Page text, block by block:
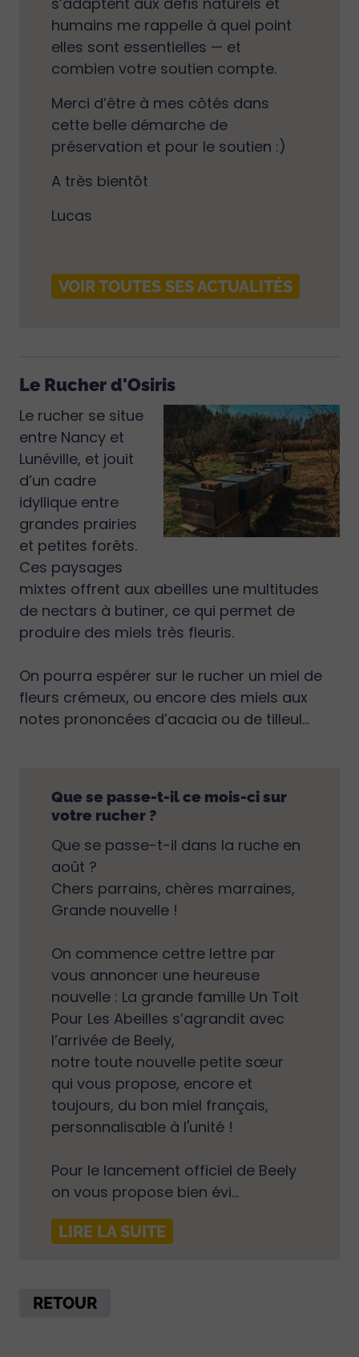
humains me rappelle à quel point
elles sont essentielles — et
combien votre soutien compte.
Merci d’être à mes côtés dans
cette belle démarche de
préservation et pour le soutien :)
A très bientôt
Lucas
VOIR TOUTES SES ACTUALITÉS
Le Rucher d'Osiris
Le rucher se situe
entre Nancy et
Lunéville, et jouit
d’un cadre
idyllique entre
grandes prairies
et petites forêts.
Ces paysages
mixtes offrent aux abeilles une multitudes
de nectars à butiner, ce qui permet de
produire des miels très fleuris.
On pourra espérer sur le rucher un miel de
fleurs crémeux, ou encore des miels aux
notes prononcées d’acacia ou de tilleul…
Que se passe-t-il ce mois-ci sur
votre rucher ?
Que se passe-t-il dans la ruche en
août ?
Chers parrains, chères marraines,
Grande nouvelle !
On commence cettre lettre par
vous annoncer une heureuse
nouvelle : La grande famille Un Toit
Pour Les Abeilles s’agrandit avec
l’arrivée de Beely,
notre toute nouvelle petite sœur
qui vous propose, encore et
toujours, du bon miel français,
personnalisable à l'unité !
Pour le lancement officiel de Beely
on vous propose bien évi...
LIRE LA SUITE
RETOUR